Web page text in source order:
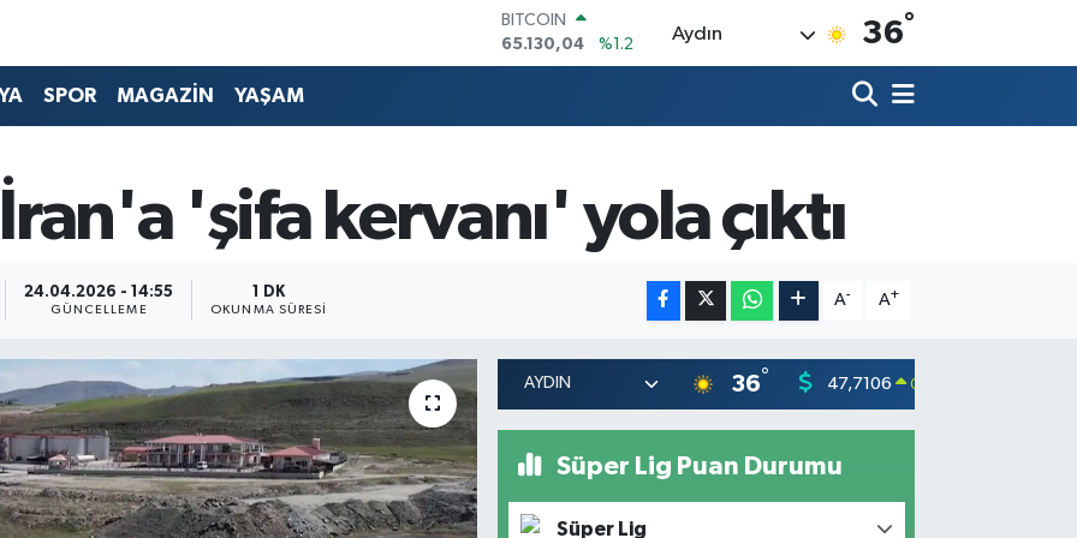
DOLAR
47,7106
%0.17
EURO
6618.49
BİST100
13.773
%-19
Aydın 36°
SPOR MAGAZİN YAŞAM
'şifa kervanı' yola çıktı
24.04.2026 - 14:55
GÜNCELLEME
1 DK
OKUNMA SÜRESI
A- A+
36° 47,7106 0.17
Süper Lig Puan Durumu
Süper Lig